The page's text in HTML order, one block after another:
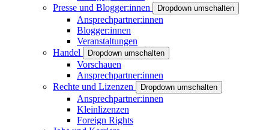
Presse und Blogger:innen
Dropdown umschalten
Ansprechpartner:innen
Blogger:innen
Veranstaltungen
Handel
Dropdown umschalten
Vorschauen
Ansprechpartner:innen
Rechte und Lizenzen
Dropdown umschalten
Ansprechpartner:innen
Kleinlizenzen
Foreign Rights